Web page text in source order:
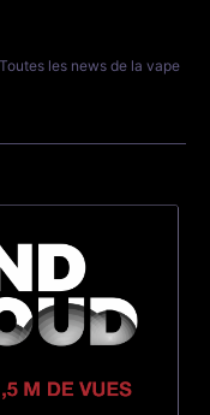
les news de la vape